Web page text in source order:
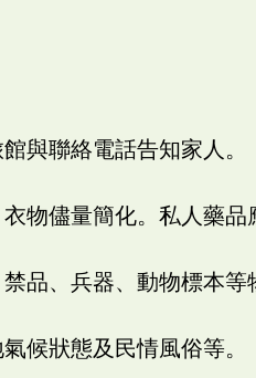
與聯絡電話告知家人。
衣物儘量簡化。私人藥
品、兵器、動物標本等
候狀態及民情風俗等。